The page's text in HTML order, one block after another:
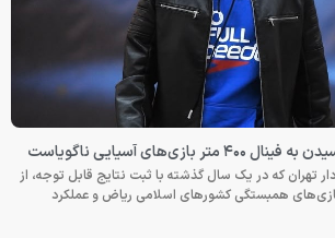
آسیایی ناگویاست
تهران که در یک سال گذشته با ثبت نتایج قابل توجه، از
همبستگی کشورهای اسلامی ریاض و عملکرد